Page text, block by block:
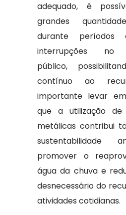
adequado, é
grandes
durante
interrupções no
público,
contínuo ao
importante levar
que a utilização de
metálicas contribui
sustentabilidade
promover o
água da chuva e
desnecessário do
atividades cotidianas.